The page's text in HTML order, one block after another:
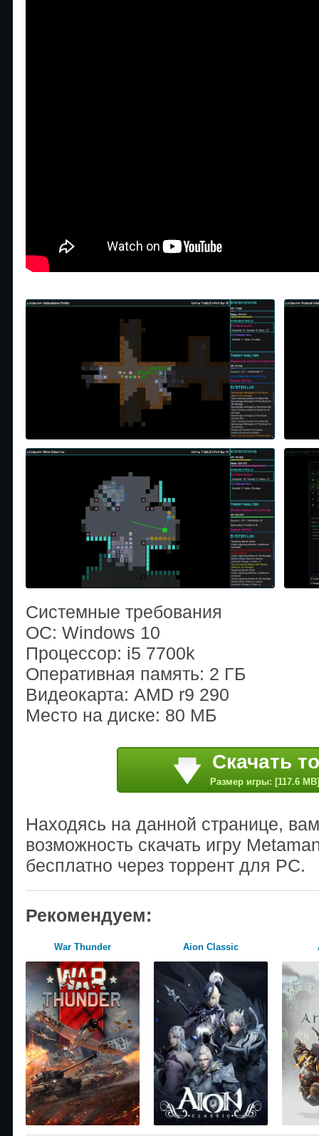
Системные требования
ОС: Windows 10
Процессор: i5 7700k
Оперативная память: 2 ГБ
Видеокарта: AMD r9 290
Место на диске: 80 МБ
Скачать
Размер игры: [117.6 MB]
Находясь на данной странице,
возможность скачать игру
бесплатно через торрент для PC.
Рекомендуем:
War Thunder Aion Classic